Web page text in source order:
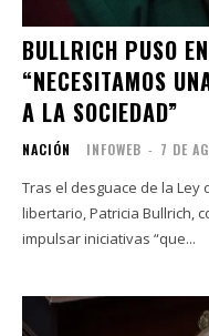
BULLRICH PUSO
“NECESITAMOS
A LA SOCIEDAD”
NACIÓN INFOWEB - 7 DE
Tras el desguace de la
libertario, Patricia Bullrich,
impulsar iniciativas “que...